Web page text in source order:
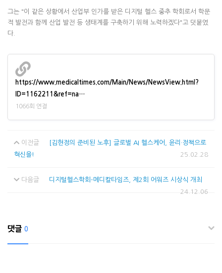
그는 "이 같은 상황에서 산업부 인가를 받은 디지털 헬스 중추 학회로서 학문
적 발전과 함께 산업 발전 등 생태계를 구축하기 위해 노력하겠다"고 덧붙였
다.
https://www.medicaltimes.com/Main/News/NewsView.html?
ID=1162211&ref=na…
1066회 연결
이전글
[김현정의 준비된 노후] 글로벌 AI 헬스케어, 윤리·정책으로
혁신을!
25.02.28
다음글
디지털헬스학회-메디칼타임즈, 제2회 어워즈 시상식 개최
24.12.06
댓글 0